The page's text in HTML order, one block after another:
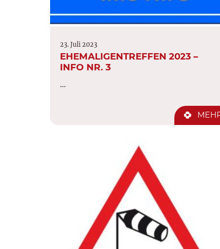
23. Juli 2023
EHEMALIGENTREFFEN 2023 –
INFO NR. 3
...